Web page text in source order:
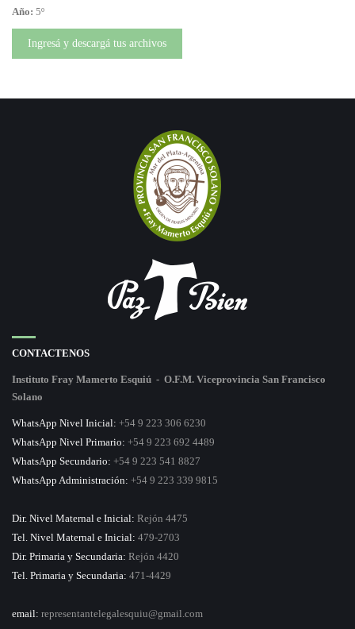
Año: 5º
Ingresá y descargá tus archivos
CONTACTENOS
Instituto Fray Mamerto Esquiú - O.F.M. Viceprovincia San Francisco
Solano
WhatsApp Nivel Inicial: +54 9 223 306 6230
WhatsApp Nivel Primario: +54 9 223 692 4489
WhatsApp Secundario: +54 9 223 541 8827
WhatsApp Administración: +54 9 223 339 9815
Dir. Nivel Maternal e Inicial: Rejón 4475
Tel. Nivel Maternal e Inicial: 479-2703
Dir. Primaria y Secundaria: Rejón 4420
Tel. Primaria y Secundaria: 471-4429
email: representantelegalesquiu@gmail.com